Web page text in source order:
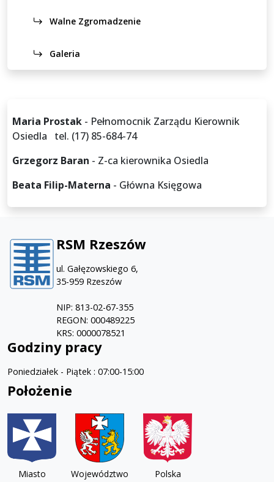
Walne Zgromadzenie
Galeria
Maria Prostak - Pełnomocnik Zarządu Kierownik
Osiedla tel. (17) 85-684-74
Grzegorz Baran - Z-ca kierownika Osiedla
Beata Filip-Materna - Główna Księgowa
RSM Rzeszów
ul. Gałęzowskiego 6,
35-959 Rzeszów
NIP: 813-02-67-355
REGON: 000489225
KRS: 0000078521
Godziny pracy
Poniedziałek - Piątek : 07:00-15:00
Położenie
Miasto
Województwo
Polska